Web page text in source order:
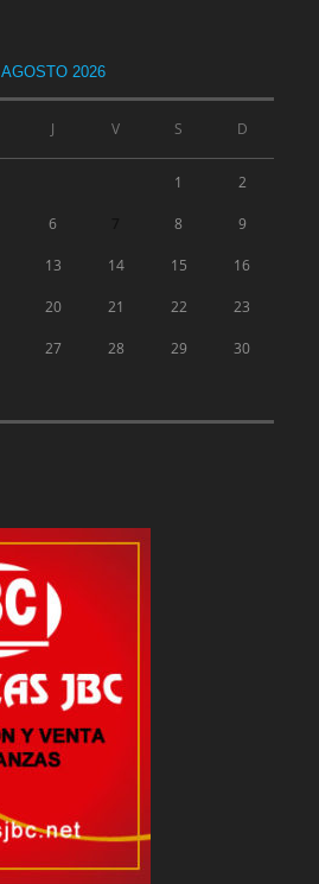
AGOSTO 2026
J V S D
1 2
6 8 9
13 14 15 16
20 21 22 23
27 28 29 30